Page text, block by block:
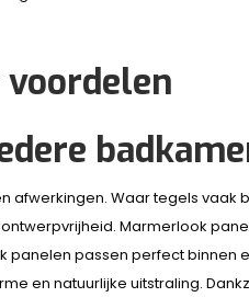
afwerkingen. Waar tegels vaak
Marmerlook
panelen passen perfect binnen
en natuurlijke uitstraling.